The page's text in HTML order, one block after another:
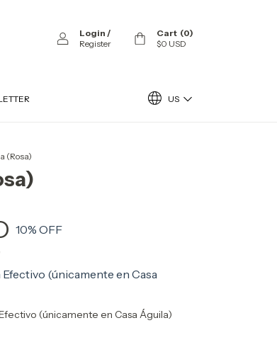
Login /
Register
Cart (0)
$0 USD
US
(Rosa)
10% OFF
Efectivo (únicamente en Casa
(únicamente en Casa Águila)